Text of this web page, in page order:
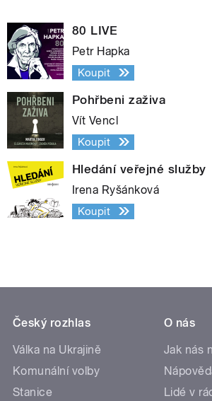
80 LIVE
Petr Hapka
Koupit
Pohřbeni zaživa
Vít Vencl
Koupit
Hledání veřejné služby
Irena Ryšánková
Koupit
Český rozhlas
Válka na Ukrajině
Komunální volby
Stanice
O nás
Jak nás
Lidé v